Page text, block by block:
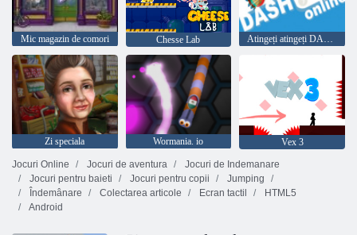
Mic magazin de comori Chesse Lab Atingeți atingeți DASH ONLINE
Zi speciala Wormania. io
Vex 3
Jocuri Online
Jocuri de aventura
Jocuri de Indemanare
Jocuri pentru baieti
Jocuri pentru copii
Jumping
Îndemânare
Colectarea articole Ecran tactil
HTML5
Android